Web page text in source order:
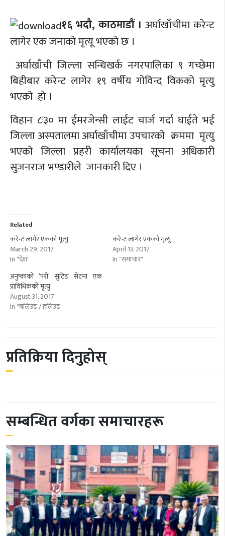
१६ भदौ, काठमाडौं । अर्घाखाँचीमा करेन्ट
लागेर एक जनाकाे मृत्यू भएकाे छ ।
अर्घाखाँची जिल्ला सन्धिखर्क नगरपालिका ९ गच्छेमा
बिहीबार करेन्ट लागेर १९ वर्षीय गोविन्द विकको मृत्यु
भएको हाे ।
विहान ८ः३० मा ईमरजेन्सी लाईट चार्ज गर्दा घाईते भई
जिल्ला अस्पतालमा अर्घाखाँचीमा उपचारको क्रममा मृत्यु
भएको जिल्ला प्रहरी कार्यालयका सूचना अधिकारी
सुजनराज भण्डारीले जानकारी दिए ।
Related
करेन्ट लागेर एकको मृत्यु
March 29, 2017
In "देश"
करेन्ट लागेर एकको मृत्यु
April 13, 2017
In "समाचार"
अनुष्काको ‘परी’ सुटिङ सेटमा एक
प्राविधिकको मृत्यु
August 31, 2017
In "बलिउड / हलिउड"
प्रतिक्रिया दिनुहोस्
सम्बन्धित वर्गका समाचारहरू